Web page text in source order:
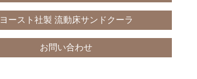
ヨースト社製 流動床サンドクーラ
お問い合わせ